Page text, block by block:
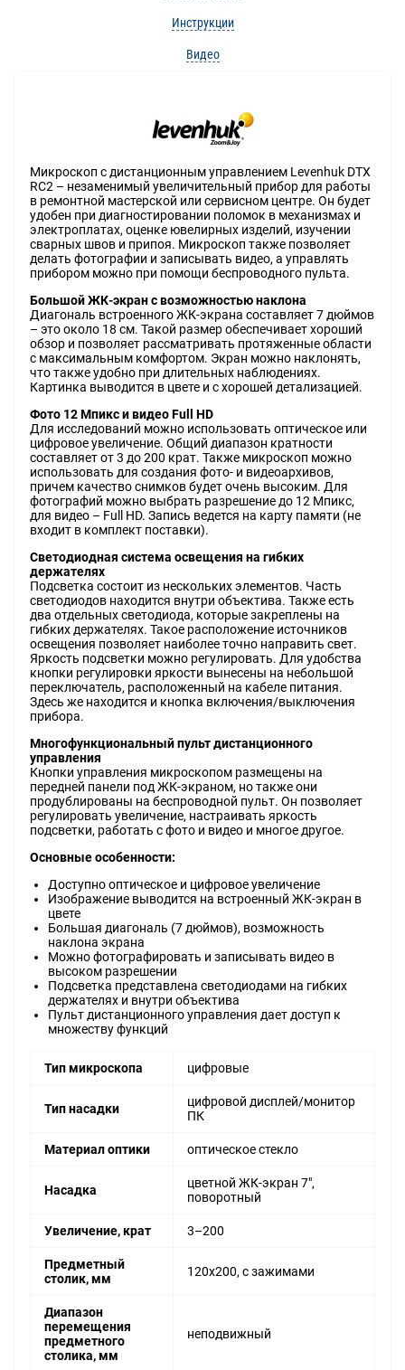
Инструкции
Видео
Микроскоп с дистанционным управлением Levenhuk DTX
RC2 – незаменимый увеличительный прибор для работы
в ремонтной мастерской или сервисном центре. Он будет
удобен при диагностировании поломок в механизмах и
электроплатах, оценке ювелирных изделий, изучении
сварных швов и припоя. Микроскоп также позволяет
делать фотографии и записывать видео, а управлять
прибором можно при помощи беспроводного пульта.
Большой ЖК-экран с возможностью наклона
Диагональ встроенного ЖК-экрана составляет 7 дюймов
– это около 18 см. Такой размер обеспечивает хороший
обзор и позволяет рассматривать протяженные области
с максимальным комфортом. Экран можно наклонять,
что также удобно при длительных наблюдениях.
Картинка выводится в цвете и с хорошей детализацией.
Фото 12 Мпикс и видео Full HD
Для исследований можно использовать оптическое или
цифровое увеличение. Общий диапазон кратности
составляет от 3 до 200 крат. Также микроскоп можно
использовать для создания фото- и видеоархивов,
причем качество снимков будет очень высоким. Для
фотографий можно выбрать разрешение до 12 Мпикс,
для видео – Full HD. Запись ведется на карту памяти (не
входит в комплект поставки).
Светодиодная система освещения на гибких
держателях
Подсветка состоит из нескольких элементов. Часть
светодиодов находится внутри объектива. Также есть
два отдельных светодиода, которые закреплены на
гибких держателях. Такое расположение источников
освещения позволяет наиболее точно направить свет.
Яркость подсветки можно регулировать. Для удобства
кнопки регулировки яркости вынесены на небольшой
переключатель, расположенный на кабеле питания.
Здесь же находится и кнопка включения/выключения
прибора.
Многофункциональный пульт дистанционного
управления
Кнопки управления микроскопом размещены на
передней панели под ЖК-экраном, но также они
продублированы на беспроводной пульт. Он позволяет
регулировать увеличение, настраивать яркость
подсветки, работать с фото и видео и многое другое.
Основные особенности:
Доступно оптическое и цифровое увеличение
Изображение выводится на встроенный ЖК-экран в
цвете
Большая диагональ (7 дюймов), возможность
наклона экрана
Можно фотографировать и записывать видео в
высоком разрешении
Подсветка представлена светодиодами на гибких
держателях и внутри объектива
Пульт дистанционного управления дает доступ к
множеству функций
Тип микроскопа цифровые
Тип насадки
цифровой дисплей/монитор
ПК
Материал оптики оптическое стекло
Насадка
цветной ЖК-экран 7",
поворотный
Увеличение, крат 3–200
Предметный
столик, мм
120x200, с зажимами
Диапазон
перемещения
предметного
столика, мм
неподвижный